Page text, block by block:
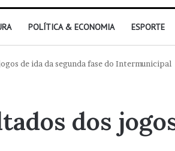
POLÍTICA & ECONOMIA ESPORTE
de ida da segunda fase do Intermunicipal
dos